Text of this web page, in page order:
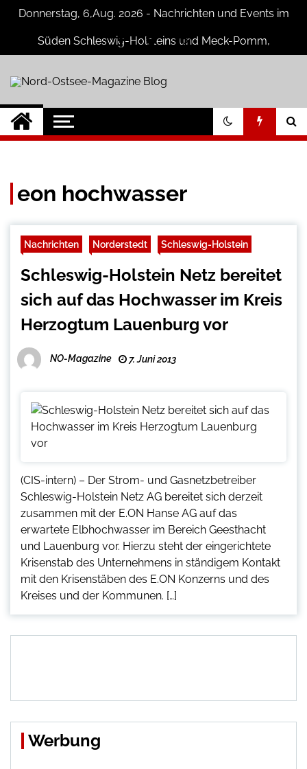
SkipDonnerstag, 6,Aug. 2026 - Nachrichten und Events im
Süden Schleswig-Holsteins und Meck-Pomm,
Nord-Ostsee-
Magazine Blog
Der Blog der Nord-Ostsee Magazine
eon hochwasser
Nachrichten Norderstedt Schleswig-Holstein
Schleswig-Holstein Netz bereitet
sich auf das Hochwasser im Kreis
Herzogtum Lauenburg vor
NO-Magazine 7. Juni 2013
(CIS-intern) – Der Strom- und Gasnetzbetreiber
Schleswig-Holstein Netz AG bereitet sich derzeit
zusammen mit der E.ON Hanse AG auf das
erwartete Elbhochwasser im Bereich Geesthacht
und Lauenburg vor. Hierzu steht der eingerichtete
Krisenstab des Unternehmens in ständigem Kontakt
mit den Krisenstäben des E.ON Konzerns und des
Kreises und der Kommunen. […]
Werbung